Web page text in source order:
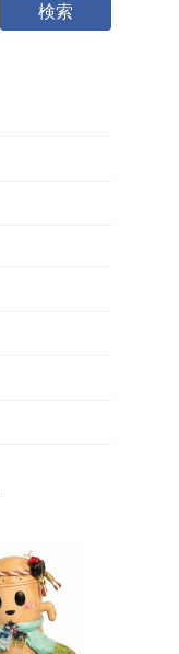
検索